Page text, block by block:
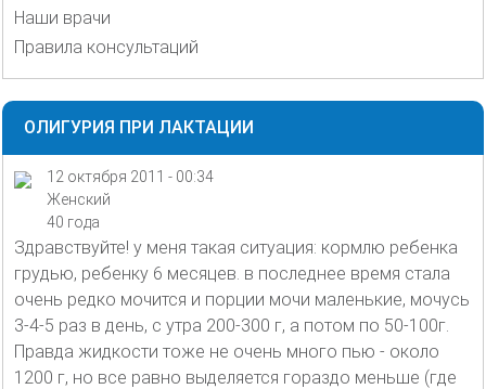
Наши врачи
Правила консультаций
ОЛИГУРИЯ ПРИ ЛАКТАЦИИ
12 октября 2011 - 00:34
Женский
40 года
Здравствуйте! у меня такая ситуация: кормлю ребенка
грудью, ребенку 6 месяцев. в последнее время стала
очень редко мочится и порции мочи маленькие, мочусь
3-4-5 раз в день, с утра 200-300 г, а потом по 50-100г.
Правда жидкости тоже не очень много пью - около
1200 г, но все равно выделяется гораздо меньше (где